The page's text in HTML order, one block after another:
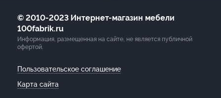
© 2010-2023 Интернет-магазин мебели
100fabrik.ru
Информация, размещенная на сайте, не является публичной
офертой.
Пользовательское соглашение
Карта сайта